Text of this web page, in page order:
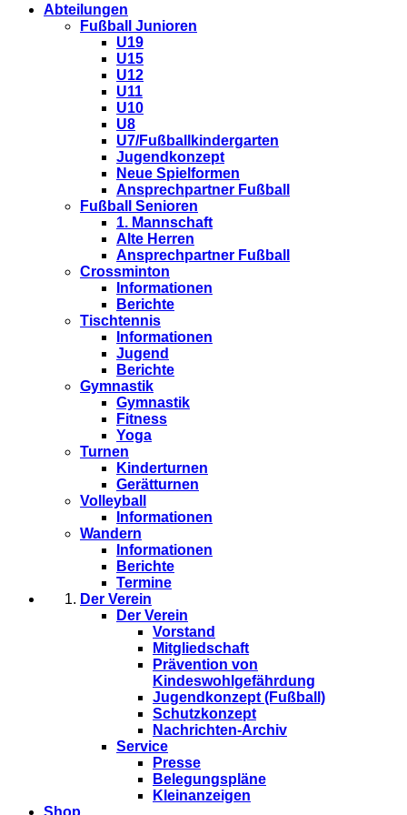
Abteilungen
Fußball Junioren
U19
U15
U12
U11
U10
U8
U7/Fußballkindergarten
Jugendkonzept
Neue Spielformen
Ansprechpartner Fußball
Fußball Senioren
1. Mannschaft
Alte Herren
Ansprechpartner Fußball
Crossminton
Informationen
Berichte
Tischtennis
Informationen
Jugend
Berichte
Gymnastik
Gymnastik
Fitness
Yoga
Turnen
Kinderturnen
Gerätturnen
Volleyball
Informationen
Wandern
Informationen
Berichte
Termine
Der Verein
Der Verein
Vorstand
Mitgliedschaft
Prävention von
Kindeswohlgefährdung
Jugendkonzept (Fußball)
Schutzkonzept
Nachrichten-Archiv
Service
Presse
Belegungspläne
Kleinanzeigen
Shop